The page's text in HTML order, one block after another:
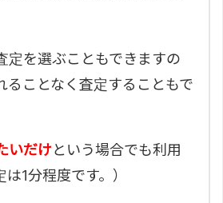
定を選ぶこともできますの
ることなく査定することもで
いだけという場合でも利用
1分程度です。）